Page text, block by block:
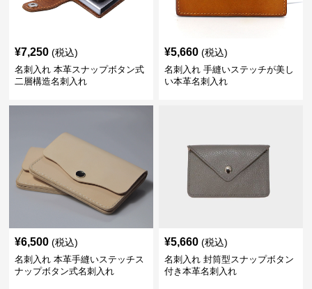
¥7,250 (税込)
名刺入れ 本革スナップボタン式
二層構造名刺入れ
¥5,660 (税込)
名刺入れ 手縫いステッチが美し
い本革名刺入れ
¥6,500 (税込)
名刺入れ 本革手縫いステッチス
ナップボタン式名刺入れ
¥5,660 (税込)
名刺入れ 封筒型スナップボタン
付き本革名刺入れ